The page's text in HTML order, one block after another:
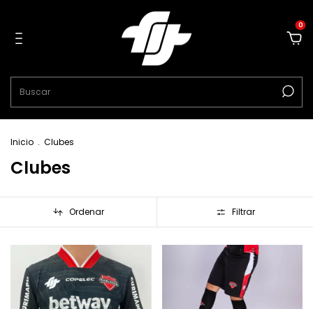
0
Inicio . Clubes
Clubes
Ordenar Filtrar